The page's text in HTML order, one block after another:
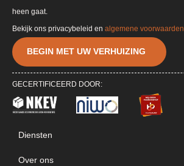
heen gaat.
BEGIN MET UW VERHUIZING
GECERTIFICEERD DOOR:
Diensten
Over ons
Bekijk ons privacybeleid en algemene voorwaarden